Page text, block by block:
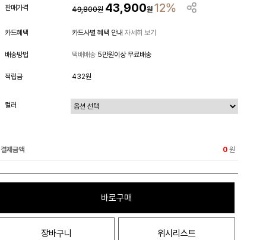
판매가격 49,800원 43,900원 12%
카드혜택 카드사별 혜택 안내 자세히 보기
배송방법 택배배송 5만원이상 무료배송
적립금 432원
컬러
결제금액 0 원
바로구매
장바구니 위시리스트